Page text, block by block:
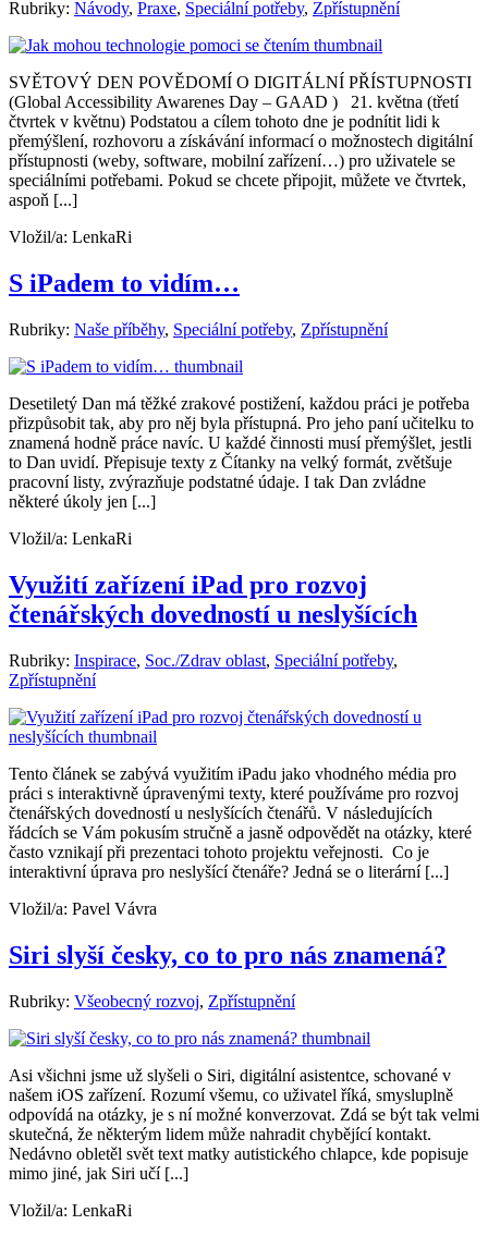
Rubriky: Návody, Praxe, Speciální potřeby, Zpřístupnění
SVĚTOVÝ DEN POVĚDOMÍ O DIGITÁLNÍ PŘÍSTUPNOSTI
(Global Accessibility Awarenes Day – GAAD ) 21. května (třetí
čtvrtek v květnu) Podstatou a cílem tohoto dne je podnítit lidi k
přemýšlení, rozhovoru a získávání informací o možnostech digitální
přístupnosti (weby, software, mobilní zařízení…) pro uživatele se
speciálními potřebami. Pokud se chcete připojit, můžete ve čtvrtek,
aspoň [...]
Vložil/a: LenkaRi
S iPadem to vidím…
Rubriky: Naše příběhy, Speciální potřeby, Zpřístupnění
Desetiletý Dan má těžké zrakové postižení, každou práci je potřeba
přizpůsobit tak, aby pro něj byla přístupná. Pro jeho paní učitelku to
znamená hodně práce navíc. U každé činnosti musí přemýšlet, jestli
to Dan uvidí. Přepisuje texty z Čítanky na velký formát, zvětšuje
pracovní listy, zvýrazňuje podstatné údaje. I tak Dan zvládne
některé úkoly jen [...]
Vložil/a: LenkaRi
Využití zařízení iPad pro rozvoj
čtenářských dovedností u neslyšících
Rubriky: Inspirace, Soc./Zdrav oblast, Speciální potřeby,
Zpřístupnění
Tento článek se zabývá využitím iPadu jako vhodného média pro
práci s interaktivně úpravenými texty, které používáme pro rozvoj
čtenářských dovedností u neslyšících čtenářů. V následujících
řádcích se Vám pokusím stručně a jasně odpovědět na otázky, které
často vznikají při prezentaci tohoto projektu veřejnosti. Co je
interaktivní úprava pro neslyšící čtenáře? Jedná se o literární [...]
Vložil/a: Pavel Vávra
Siri slyší česky, co to pro nás znamená?
Rubriky: Všeobecný rozvoj, Zpřístupnění
Asi všichni jsme už slyšeli o Siri, digitální asistentce, schované v
našem iOS zařízení. Rozumí všemu, co uživatel říká, smysluplně
odpovídá na otázky, je s ní možné konverzovat. Zdá se být tak velmi
skutečná, že některým lidem může nahradit chybějící kontakt.
Nedávno obletěl svět text matky autistického chlapce, kde popisuje
mimo jiné, jak Siri učí [...]
Vložil/a: LenkaRi